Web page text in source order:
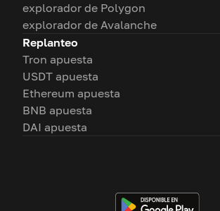
explorador de Polygon
explorador de Avalanche
Replanteo
Tron apuesta
USDT apuesta
Ethereum apuesta
BNB apuesta
DAI apuesta